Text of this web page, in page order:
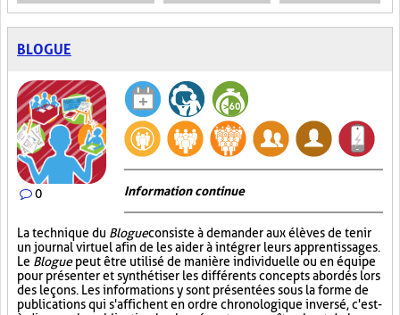
BLOGUE
0 Information continue
La technique du Blogueconsiste à demander aux élèves de tenir
un journal virtuel afin de les aider à intégrer leurs apprentissages.
Le Bloguepeut être utilisé de manière individuelle ou en équipe
pour présenter et synthétiser les différents concepts abordés lors
des leçons. Les informations y sont présentées sous la forme de
publications qui s'affichent en ordre chronologique inversé, c'est-